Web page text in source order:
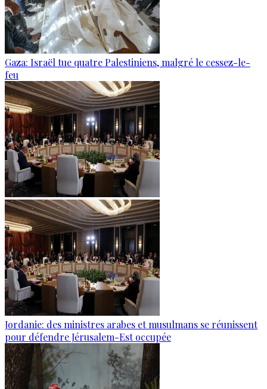
Gaza: Israël tue quatre Palestiniens, malgré le cessez-le-
feu
Jordanie: des ministres arabes et musulmans se réunissent
pour défendre Jérusalem-Est occupée